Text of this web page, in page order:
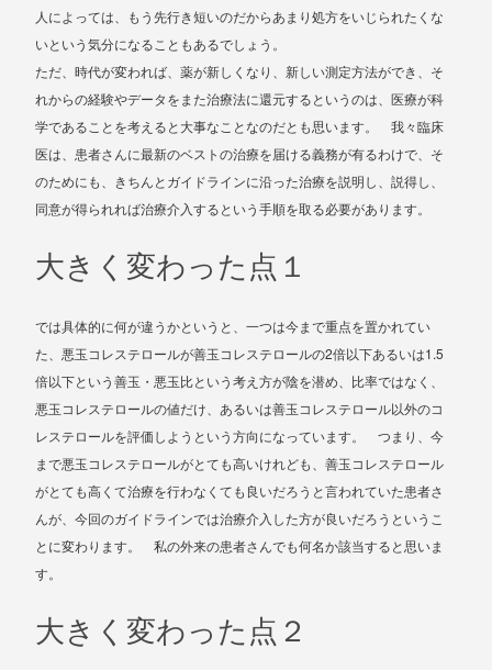
人によっては、もう先行き短いのだからあまり処方をいじられたくな
いという気分になることもあるでしょう。
ただ、時代が変われば、薬が新しくなり、新しい測定方法ができ、そ
れからの経験やデータをまた治療法に還元するというのは、医療が科
学であることを考えると大事なことなのだとも思います。 我々臨床
医は、患者さんに最新のベストの治療を届ける義務が有るわけで、そ
のためにも、きちんとガイドラインに沿った治療を説明し、説得し、
同意が得られれば治療介入するという手順を取る必要があります。
大きく変わった点１
では具体的に何が違うかというと、一つは今まで重点を置かれてい
た、悪玉コレステロールが善玉コレステロールの2倍以下あるいは1.5
倍以下という善玉・悪玉比という考え方が陰を潜め、比率ではなく、
悪玉コレステロールの値だけ、あるいは善玉コレステロール以外のコ
レステロールを評価しようという方向になっています。 つまり、今
まで悪玉コレステロールがとても高いけれども、善玉コレステロール
がとても高くて治療を行わなくても良いだろうと言われていた患者さ
んが、今回のガイドラインでは治療介入した方が良いだろうというこ
とに変わります。 私の外来の患者さんでも何名か該当すると思いま
す。
大きく変わった点２